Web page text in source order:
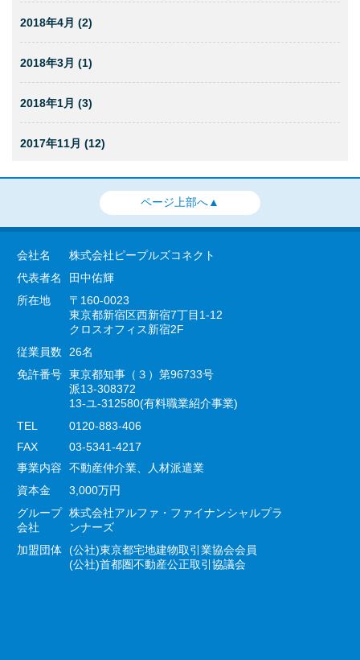
2018年4月 (2)
2018年3月 (1)
2018年1月 (3)
2017年11月 (12)
ページ上部へ▲
会社名
株式会社ピープルズコネクト
代表者名
田中佑輝
所在地
〒160-0023
東京都新宿区西新宿7丁目1-12
クロスオフィス新宿2F
従業員数
26名
免許番号 東京都知事（３）第96733号
派13-308372
13-ユ-312580(有料職業紹介事業)
TEL
0120-883-406
FAX
03-5341-4217
事業内容
不動産仲介業、人材派遣業
資本金
3,000万円
グループ
会社
株式会社アルファ・ファイナンシャルプラ
ンナーズ
加盟団体 (公社)東京都宅地建物取引業協会会員
(公社)首都圏不動産公正取引協議会